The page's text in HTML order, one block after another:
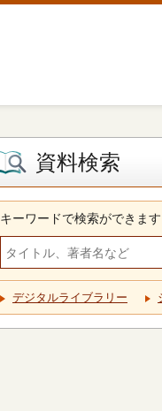
資料検索
キーワードで検索ができます
デジタルライブラリー